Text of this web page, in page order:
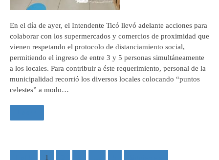
En el día de ayer, el Intendente Ticó llevó adelante acciones para
colaborar con los supermercados y comercios de proximidad que
vienen respetando el protocolo de distanciamiento social,
permitiendo el ingreso de entre 3 y 5 personas simultáneamente
a los locales. Para contribuir a éste requerimiento, personal de la
municipalidad recorrió los diversos locales colocando “puntos
celestes” a modo…
1